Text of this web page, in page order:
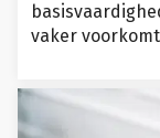
vaker